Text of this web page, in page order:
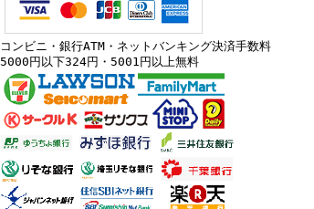
コンビニ・銀行ATM・ネットバンキング決済手数料
5000円以下324円・5001円以上無料